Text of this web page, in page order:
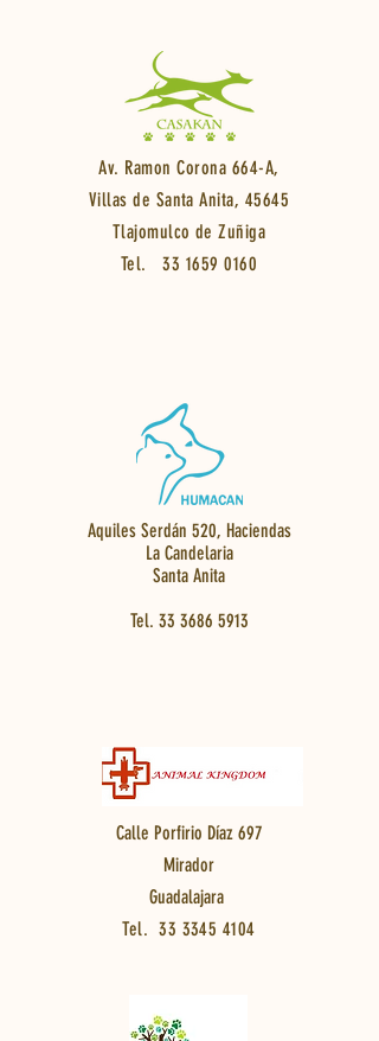
Av. Ramon Corona 664-A,
Villas de Santa Anita, 45645
Tlajomulco de Zuñiga
Tel.33 1659 0160
Aquiles Serdán 520, Haciendas
La Candelaria
Santa Anita
Tel. 33 3686 5913
Calle Porfirio Díaz 697
Mirador
Guadalajara
Tel.33 3345 4104